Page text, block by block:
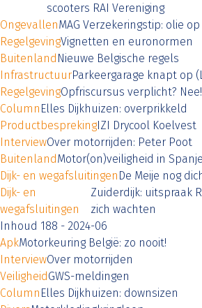
scooters RAI Vereniging
OngevallenMAG Verzekeringstip: olie
RegelgevingVignetten en euronormen
Buitenland Nieuwe Belgische regels
InfrastructuurParkeergarage knapt op
RegelgevingOpfriscursus verplicht? Nee!
Column Elles Dijkhuizen: overprikkeld
ProductbesprekingIZI Drycool Koelvest
InterviewOver motorrijden: Peter Poot
BuitenlandMotor(on)veiligheid in Spanje
Dijk- en wegafsluitingen De Meije nog
Dijk- en
wegafsluitingen
Zuiderdijk: uitspraak
zich wachten
Inhoud 188 - 2024-06
ApkMotorkeuring België: zo nooit!
InterviewOver motorrijden
VeiligheidGWS-meldingen
Column Elles Dijkhuizen: downsizen